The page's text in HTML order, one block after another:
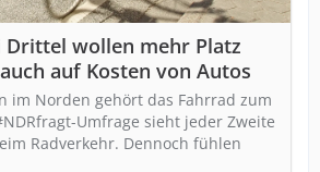
Drittel wollen mehr Platz
auf Kosten von Autos
im Norden gehört das Fahrrad zum
Umfrage sieht jeder Zweite
Radverkehr. Dennoch fühlen